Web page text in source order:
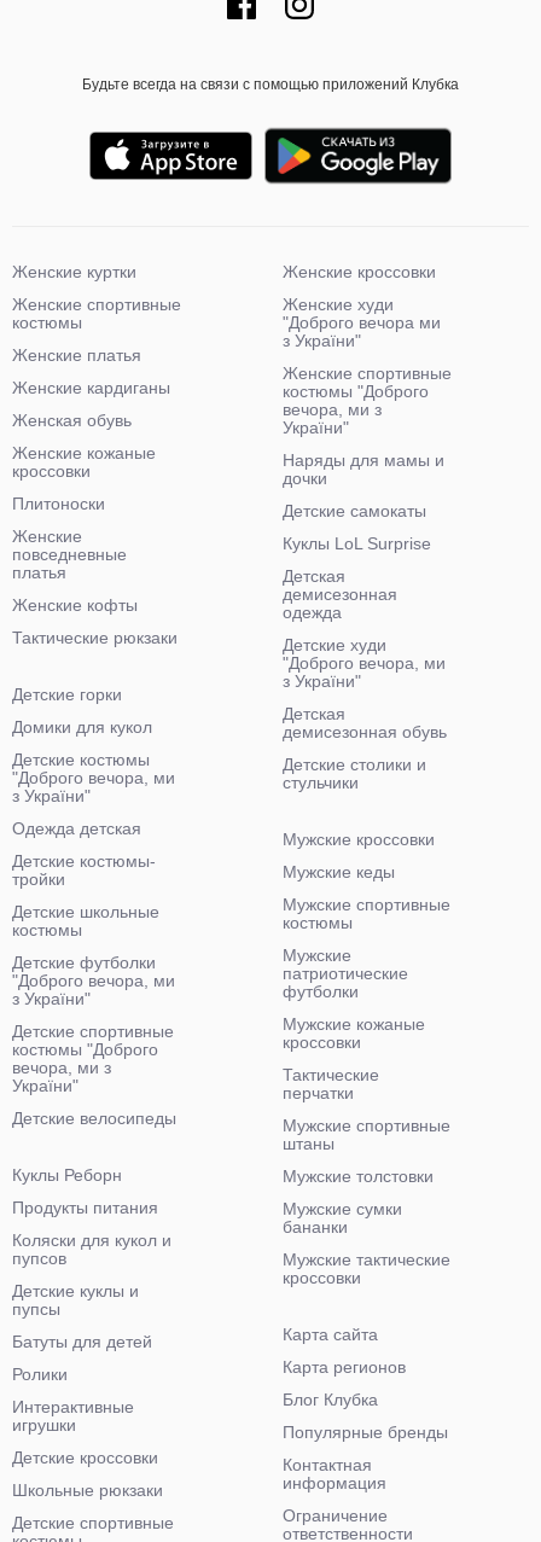
Будьте всегда на связи с помощью приложений Клубка
Женские куртки
Женские спортивные
костюмы
Женские платья
Женские кардиганы
Женская обувь
Женские кожаные
кроссовки
Плитоноски
Женские
повседневные
платья
Женские кофты
Тактические рюкзаки
Женские кроссовки
Женские худи
"Доброго вечора ми
з України"
Женские спортивные
костюмы "Доброго
вечора, ми з
України"
Наряды для мамы и
дочки
Детские самокаты
Куклы LoL Surprise
Детская
демисезонная
одежда
Детские худи
"Доброго вечора, ми
з України"
Детская
демисезонная обувь
Детские столики и
стульчики
Детские горки
Домики для кукол
Детские костюмы
"Доброго вечора, ми
з України"
Одежда детская
Детские костюмы-
тройки
Детские школьные
костюмы
Детские футболки
"Доброго вечора, ми
з України"
Детские спортивные
костюмы "Доброго
вечора, ми з
України"
Детские велосипеды
Мужские кроссовки
Мужские кеды
Мужские спортивные
костюмы
Мужские
патриотические
футболки
Мужские кожаные
кроссовки
Тактические
перчатки
Мужские спортивные
штаны
Мужские толстовки
Мужские сумки
бананки
Мужские тактические
кроссовки
Куклы Реборн
Продукты питания
Коляски для кукол и
пупсов
Детские куклы и
пупсы
Батуты для детей
Ролики
Интерактивные
игрушки
Детские кроссовки
Школьные рюкзаки
Детские спортивные
Карта сайта
Карта регионов
Блог Клубка
Популярные бренды
Контактная
информация
Ограничение
ответственности